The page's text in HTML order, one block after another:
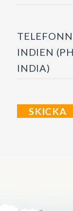
INDIEN
INDIA)
SKICKA